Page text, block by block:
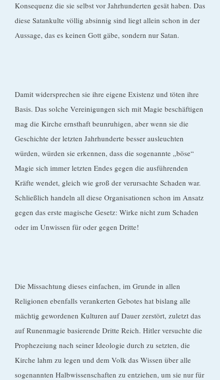
Konsequenz die sie selbst vor Jahrhunderten gesät haben. Das
diese Satankulte völlig absinnig sind liegt allein schon in der
Aussage, das es keinen Gott gäbe, sondern nur Satan.
Damit widersprechen sie ihre eigene Existenz und töten ihre
Basis. Das solche Vereinigungen sich mit Magie beschäftigen
mag die Kirche ernsthaft beunruhigen, aber wenn sie die
Geschichte der letzten Jahrhunderte besser ausleuchten
würden, würden sie erkennen, dass die sogenannte „böse“
Magie sich immer letzten Endes gegen die ausführenden
Kräfte wendet, gleich wie groß der verursachte Schaden war.
Schließlich handeln all diese Organisationen schon im Ansatz
gegen das erste magische Gesetz: Wirke nicht zum Schaden
oder im Unwissen für oder gegen Dritte!
Die Missachtung dieses einfachen, im Grunde in allen
Religionen ebenfalls verankerten Gebotes hat bislang alle
mächtig gewordenen Kulturen auf Dauer zerstört, zuletzt das
auf Runenmagie basierende Dritte Reich. Hitler versuchte die
Prophezeiung nach seiner Ideologie durch zu setzten, die
Kirche lahm zu legen und dem Volk das Wissen über alle
sogenannten Halbwissenschaften zu entziehen, um sie nur für